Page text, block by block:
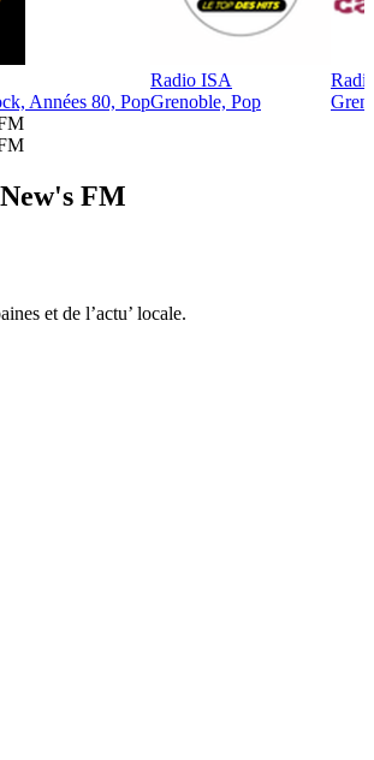
Années 80, Pop
Radio ISA
Grenoble, Pop
FM
et de l’actu’ locale.